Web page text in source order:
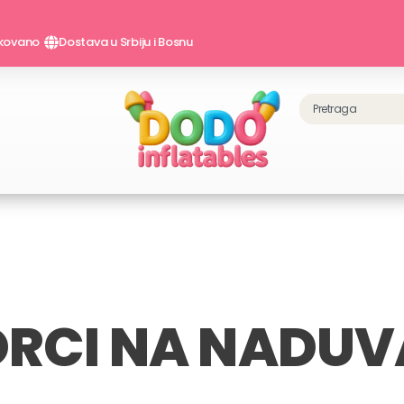
Dostava u Srbiju i Bosnu
Претрага
NA